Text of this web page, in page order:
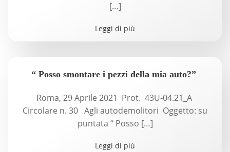
[…]
Leggi di più
“ Posso smontare i pezzi della mia auto?”
Roma, 29 Aprile 2021 Prot. 43U-04.21_A
Circolare n. 30 Agli autodemolitori Oggetto: su
puntata “ Posso […]
Leggi di più